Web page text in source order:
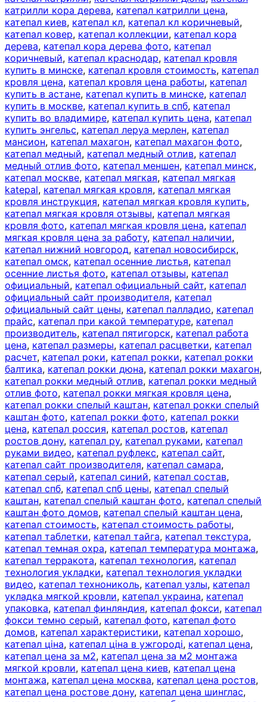
катрилли кора дерева, катепал катрилли цена,
катепал киев, катепал кл, катепал кл коричневый,
катепал ковер, катепал коллекции, катепал кора
дерева, катепал кора дерева фото, катепал
коричневый, катепал краснодар, катепал кровля
купить в минске, катепал кровля стоимость, катепал
кровля цена, катепал кровля цена работы, катепал
купить в астане, катепал купить в минске, катепал
купить в москве, катепал купить в спб, катепал
купить во владимире, катепал купить цена, катепал
купить энгельс, катепал леруа мерлен, катепал
мансион, катепал махагон, катепал махагон фото,
катепал медный, катепал медный отлив, катепал
медный отлив фото, катепал меншен, катепал минск,
катепал москве, катепал мягкая, катепал мягкая
katepal, катепал мягкая кровля, катепал мягкая
кровля инструкция, катепал мягкая кровля купить,
катепал мягкая кровля отзывы, катепал мягкая
кровля фото, катепал мягкая кровля цена, катепал
мягкая кровля цена за работу, катепал наличии,
катепал нижний новгород, катепал новосибирск,
катепал омск, катепал осенние листья, катепал
осенние листья фото, катепал отзывы, катепал
официальный, катепал официальный сайт, катепал
официальный сайт производителя, катепал
официальный сайт цены, катепал палладио, катепал
прайс, катепал при какой температуре, катепал
производитель, катепал пятигорск, катепал работа
цена, катепал размеры, катепал расцветки, катепал
расчет, катепал роки, катепал рокки, катепал рокки
балтика, катепал рокки дюна, катепал рокки махагон,
катепал рокки медный отлив, катепал рокки медный
отлив фото, катепал рокки мягкая кровля цена,
катепал рокки спелый каштан, катепал рокки спелый
каштан фото, катепал рокки фото, катепал рокки
цена, катепал россия, катепал ростов, катепал
ростов дону, катепал ру, катепал руками, катепал
руками видео, катепал руфлекс, катепал сайт,
катепал сайт производителя, катепал самара,
катепал серый, катепал синий, катепал состав,
катепал спб, катепал спб цены, катепал спелый
каштан, катепал спелый каштан фото, катепал спелый
каштан фото домов, катепал спелый каштан цена,
катепал стоимость, катепал стоимость работы,
катепал таблетки, катепал тайга, катепал текстура,
катепал темная охра, катепал температура монтажа,
катепал терракота, катепал технология, катепал
технология укладки, катепал технология укладки
видео, катепал технониколь, катепал узлы, катепал
укладка мягкой кровли, катепал украина, катепал
упаковка, катепал финляндия, катепал фокси, катепал
фокси темно серый, катепал фото, катепал фото
домов, катепал характеристики, катепал хорошо,
катепал ціна, катепал ціна в ужгороді, катепал цена,
катепал цена за м2, катепал цена за м2 монтажа
мягкой кровли, катепал цена киев, катепал цена
монтажа, катепал цена москва, катепал цена ростов,
катепал цена ростове дону, катепал цена шинглас,